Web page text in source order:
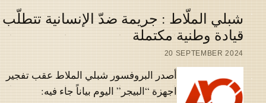
شبلي الملّاط : جريمة ضدّ الإنسانية تتطلّب
قيادة وطنية مكتملة
20 SEPTEMBER 2024
أصدر البروفسور شبلي الملاط عقب تفجير
اجهزة “البيجر” اليوم بياناً جاء فيه: